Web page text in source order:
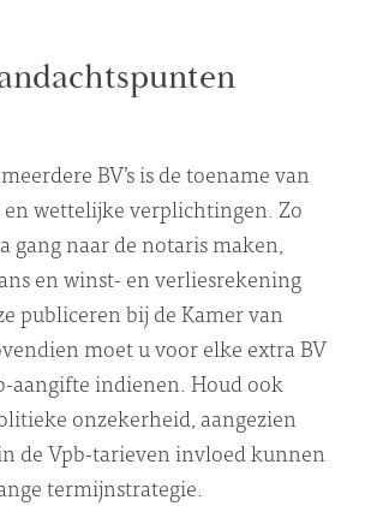
BV’s is de toename van
wettelijke verplichtingen. Zo
gang naar de notaris maken,
en winst- en verliesrekening
publiceren bij de Kamer van
moet u voor elke extra BV
aangifte indienen. Houd ook
onzekerheid, aangezien
de Vpb-tarieven invloed kunnen
termijnstrategie.